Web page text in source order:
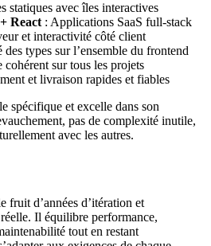
statiques avec îles interactives
React : Applications SaaS full-stack
et interactivité côté client
des types sur l’ensemble du frontend
cohérent sur tous les projets
et livraison rapides et fiables
spécifique et excelle dans son
pas de complexité inutile,
avec les autres.
fruit d’années d’itération et
Il équilibre performance,
tout en restant